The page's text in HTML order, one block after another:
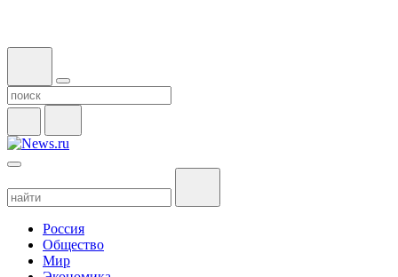
Россия
Общество
Мир